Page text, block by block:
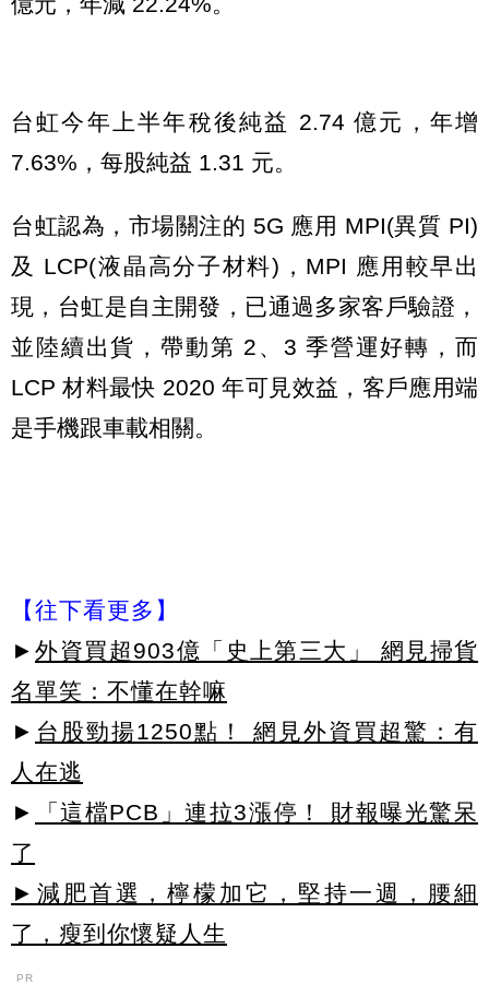
台虹今年上半年稅後純益 2.74 億元，年增
7.63%，每股純益 1.31 元。
台虹認為，市場關注的 5G 應用 MPI(異質 PI)
及 LCP(液晶高分子材料)，MPI 應用較早出
現，台虹是自主開發，已通過多家客戶驗證，
並陸續出貨，帶動第 2、3 季營運好轉，而
LCP 材料最快 2020 年可見效益，客戶應用端
是手機跟車載相關。
【往下看更多】
► 外資買超903億「史上第三大」 網見掃貨
名單笑：不懂在幹嘛
► 台股勁揚1250點！ 網見外資買超驚：有
人在逃
►
「這檔PCB」連拉3漲停！ 財報曝光驚呆
了
►減肥首選，檸檬加它，堅持一週，腰細
了，瘦到你懷疑人生
PR